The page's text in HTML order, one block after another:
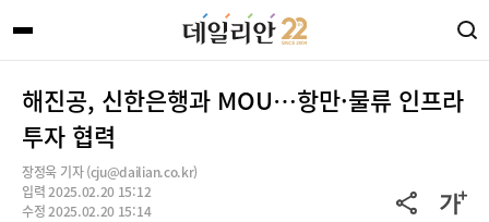
해진공, 신한은행과 MOU…항만·물류 인프라
투자 협력
장정욱 기자 (cju@dailian.co.kr)
입력 2025.02.20 15:12
수정 2025.02.20 15:14